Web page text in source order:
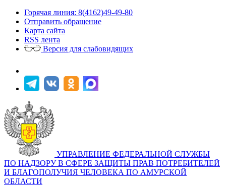
Горячая линия: 8(4162)49-49-80
Отправить обращение
Карта сайта
RSS лента
Версия для слабовидящих
УПРАВЛЕНИЕ ФЕДЕРАЛЬНОЙ СЛУЖБЫ
ПО НАДЗОРУ В СФЕРЕ ЗАЩИТЫ ПРАВ ПОТРЕБИТЕЛЕЙ
И БЛАГОПОЛУЧИЯ ЧЕЛОВЕКА ПО АМУРСКОЙ
ОБЛАСТИ